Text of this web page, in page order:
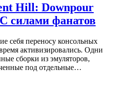
Hill: Downpour
силами фанатов
себя переносу консольных
активизировались. Одни
сборки из эмуляторов,
под отдельные…